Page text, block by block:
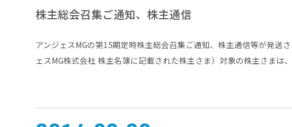
株主総会召集ご通知、株主通信
アンジェスMGの第15期定時株主総会召集ご通知、株主通信等が発送
ェスMG株式会社 株主名簿に記載された株主さま）対象の株主さまは